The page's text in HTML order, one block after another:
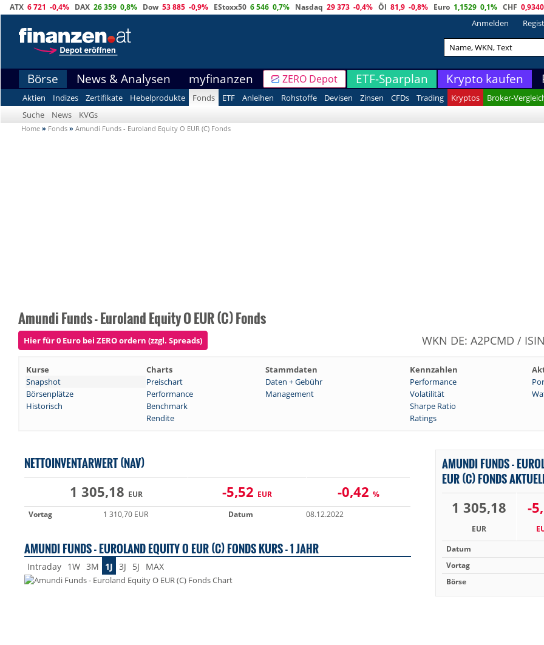
ATX 6 721 -0,4% DAX 26 359 0,8% Dow 53 885 -0,9% EStoxx50 6 546 0,7% Nasdaq 29 373 -0,4% Öl 81,9 -0,8% Euro 1,1529 0,1% CHF 0,9340
Anmelden
Börse News & Analysen myfinanzen ZERO Depot ETF-Sparplan Krypto kaufen
Aktien Indizes Zertifikate Hebelprodukte Fonds ETF Anleihen Rohstoffe Devisen Zinsen CFDs Trading Kryptos Broker-
Suche
News KVGs
Home » Fonds » Amundi Funds - Euroland Equity O EUR (C) Fonds
Amundi Funds - Euroland Equity O EUR (C) Fonds
Hier für 0 Euro bei ZERO ordern (zzgl. Spreads) WKN DE: A2PCMD /
Kurse Charts Stammdaten Kennzahlen
Snapshot
Preischart Daten + Gebühr Performance
Börsenplätze
Performance Management Volatilität
Historisch
Benchmark
Sharpe Ratio
Rendite
Ratings
NETTOINVENTARWERT (NAV)
1 305,18 EUR -5,52 EUR -0,42 %
Vortag
1 310,70 EUR Datum 08.12.2022
AMUNDI FUNDS - EUROLAND EQUITY O EUR (C) FONDS KURS - 1 JAHR
Intraday 1W 3M 1J 3J 5J MAX
AMUNDI FUNDS -
EUR (C) FONDS
1 305,18
EUR
-
Datum
Vortag
Börse